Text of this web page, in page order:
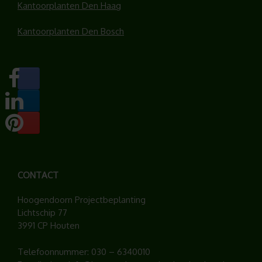
Kantoorplanten Den Haag
Kantoorplanten Den Bosch
CONTACT
Hoogendoorn Projectbeplanting
Lichtschip 77
3991 CP Houten
Telefoonnummer: 030 – 6340010